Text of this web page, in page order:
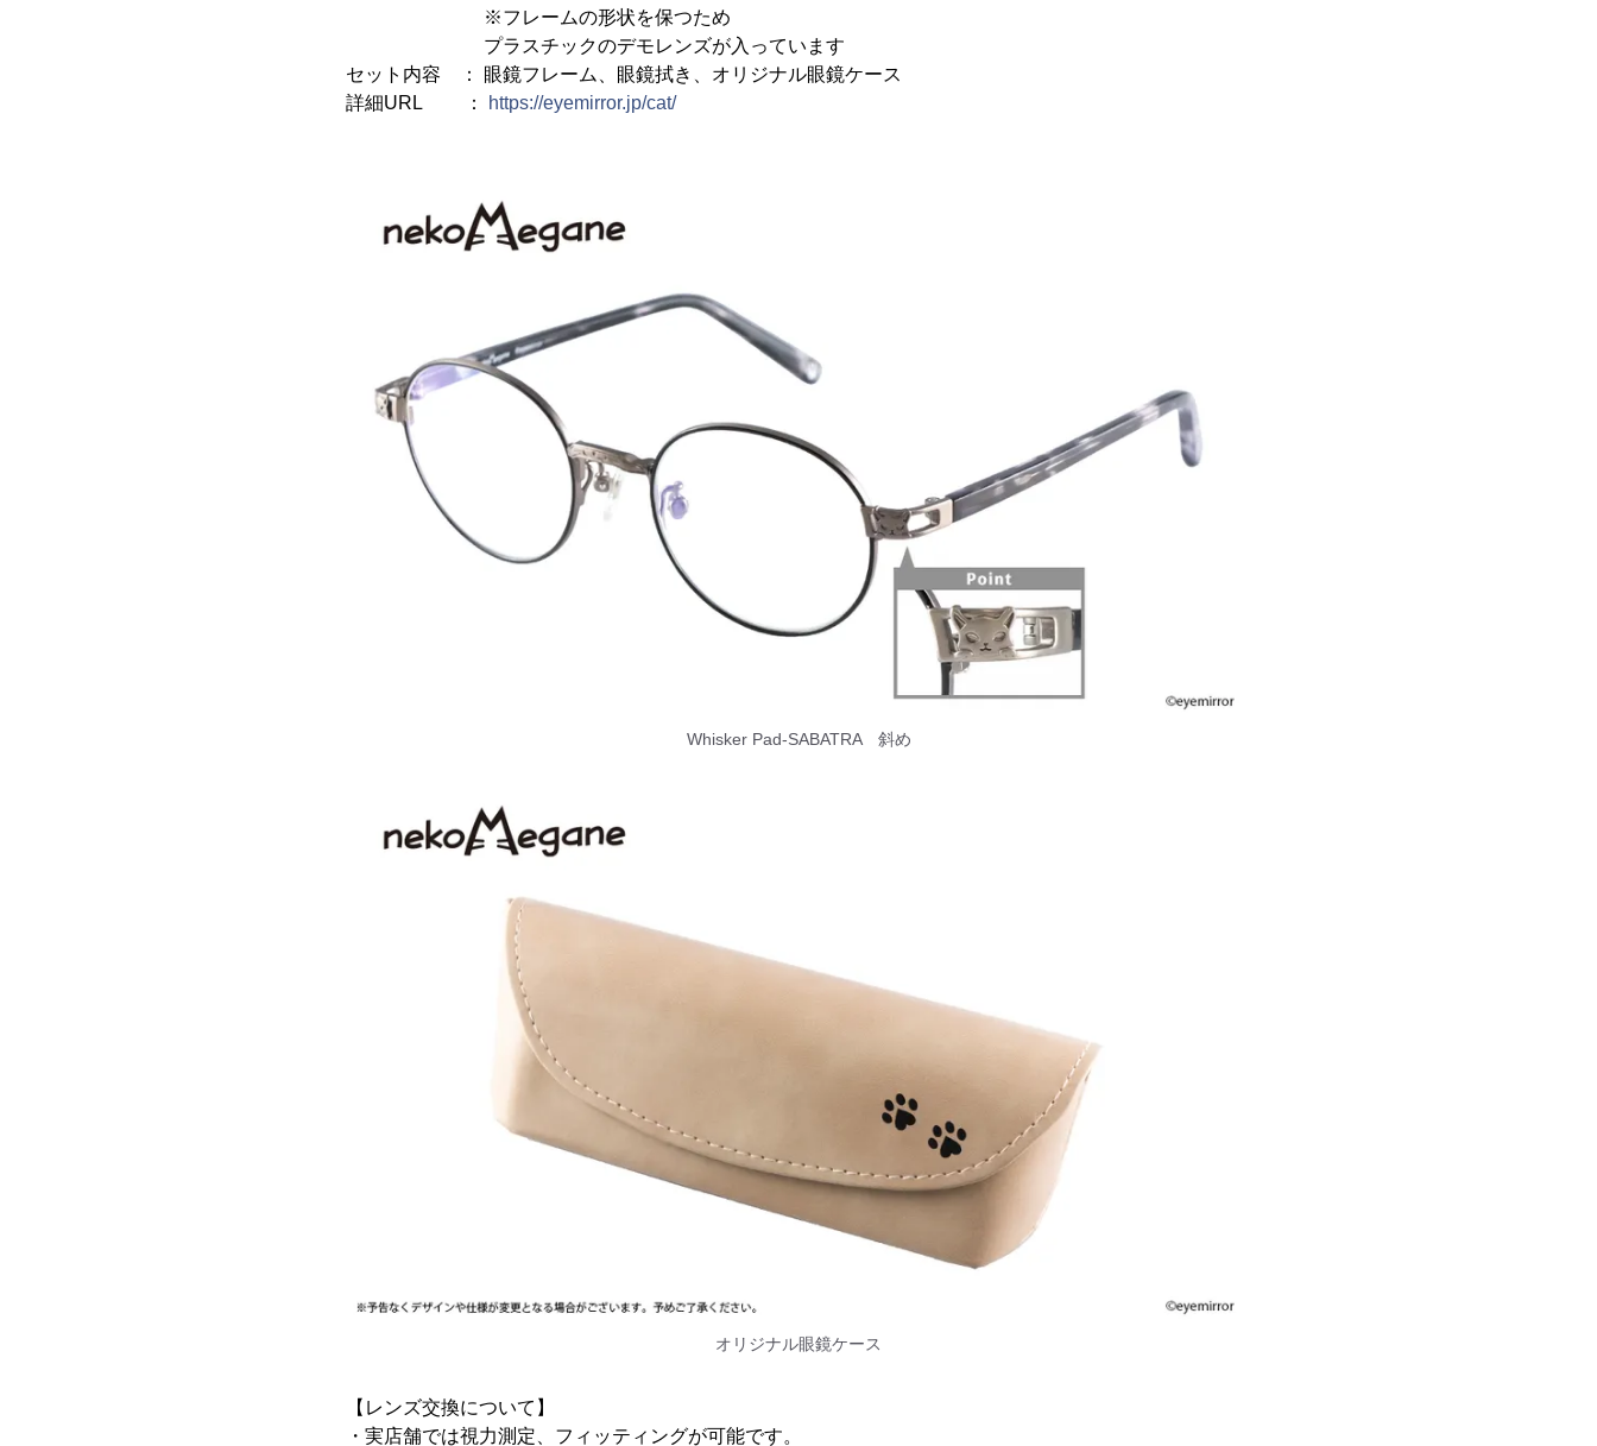
※フレームの形状を保つため
プラスチックのデモレンズが入っています
セット内容 ： 眼鏡フレーム、眼鏡拭き、オリジナル眼鏡ケース
詳細URL ：
https://eyemirror.jp/cat/
Whisker Pad-SABATRA 斜め
オリジナル眼鏡ケース
【レンズ交換について】
・実店舗では視力測定、フィッティングが可能です。